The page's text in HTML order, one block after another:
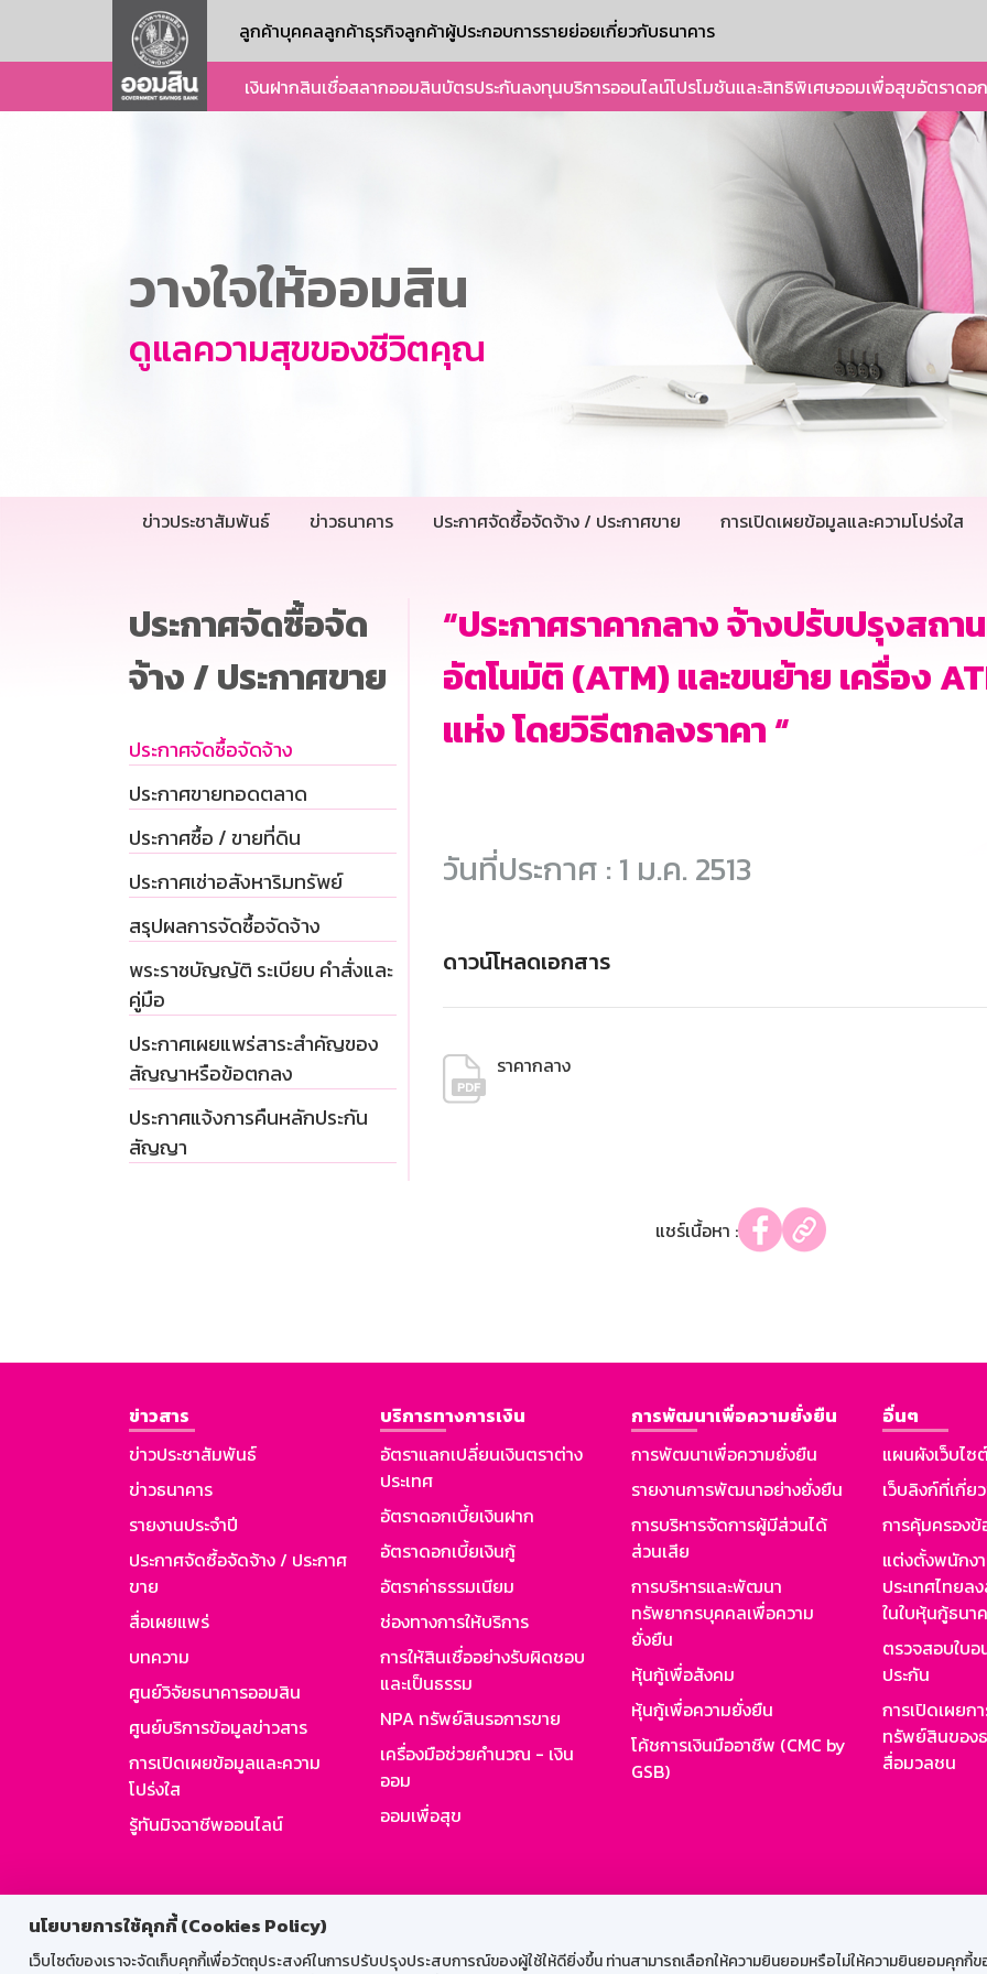
นโยบายการใช้คุกกี้ (Cookies Policy)
เว็บไซต์ของเราจะจัดเก็บคุกกี้เพื่อวัตถุประสงค์ในการปรับปรุงประสบการณ์ของผู้ใช้ให้ดียิ่งขึ้น ท่านสามารถเลือกให้ความยินยอมหรือไม่ให้ความยินยอมคุกกี้ข
ลูกค้าบุคคลลูกค้าธุรกิจลูกค้าผู้ประกอบการรายย่อยเกี่ยวกับธนาคาร
เงินฝากสินเชื่อสลากออมสินบัตรประกันลงทุนบริการออนไลน์โปรโมชันและสิทธิพิเศษออมเพื่อสุขอัตราดอ
วางใจให้ออมสิน
ดูแลความสุขของชีวิตคุณ
ข่าวประชาสัมพันธ์ ข่าวธนาคาร ประกาศจัดซื้อจัดจ้าง / ประกาศขาย การเปิดเผยข้อมูลและความโปร่งใส
ประกาศจัดซื้อจัด
จ้าง / ประกาศขาย
ประกาศจัดซื้อจัดจ้าง
ประกาศขายทอดตลาด
ประกาศซื้อ / ขายที่ดิน
ประกาศเช่าอสังหาริมทรัพย์
สรุปผลการจัดซื้อจัดจ้าง
พระราชบัญญัติ ระเบียบ คำสั่งและ
คู่มือ
ประกาศเผยแพร่สาระสำคัญของ
สัญญาหรือข้อตกลง
ประกาศแจ้งการคืนหลักประกัน
สัญญา
“ประกาศราคากลาง จ้างปรับปรุงสถ
อัตโนมัติ (ATM) และขนย้าย เครื่อง
แห่ง โดยวิธีตกลงราคา “
วันที่ประกาศ : 1 ม.ค. 2513
ดาวน์โหลดเอกสาร
ราคากลาง
แชร์เนื้อหา :
ข่าวสาร
ข่าวประชาสัมพันธ์
ข่าวธนาคาร
รายงานประจำปี
ประกาศจัดซื้อจัดจ้าง / ประกาศ
ขาย
สื่อเผยแพร่
บทความ
ศูนย์วิจัยธนาคารออมสิน
ศูนย์บริการข้อมูลข่าวสาร
การเปิดเผยข้อมูลและความ
โปร่งใส
รู้ทันมิจฉาชีพออนไลน์
บริการทางการเงิน
อัตราแลกเปลี่ยนเงินตราต่าง
ประเทศ
อัตราดอกเบี้ยเงินฝาก
อัตราดอกเบี้ยเงินกู้
อัตราค่าธรรมเนียม
ช่องทางการให้บริการ
การให้สินเชื่ออย่างรับผิดชอบ
และเป็นธรรม
NPA ทรัพย์สินรอการขาย
เครื่องมือช่วยคำนวณ - เงิน
ออม
ออมเพื่อสุข
การพัฒนาเพื่อความยั่งยืน
การพัฒนาเพื่อความยั่งยืน
รายงานการพัฒนาอย่างยั่งยืน
การบริหารจัดการผู้มีส่วนได้
ส่วนเสีย
การบริหารและพัฒนา
ทรัพยากรบุคคลเพื่อความ
ยั่งยืน
หุ้นกู้เพื่อสังคม
หุ้นกู้เพื่อความยั่งยืน
โค้ชการเงินมืออาชีพ (CMC by
GSB)
อื่นๆ
แผนผังเว็บไซ
เว็บลิงก์ที่เกี่ย
การคุ้มครอง
แต่งตั้งพนักง
ประเทศไทยล
ในใบหุ้นกู้ธนา
ตรวจสอบใบ
ประกัน
การเปิดเผยก
ทรัพย์สินของ
สื่อมวลชน